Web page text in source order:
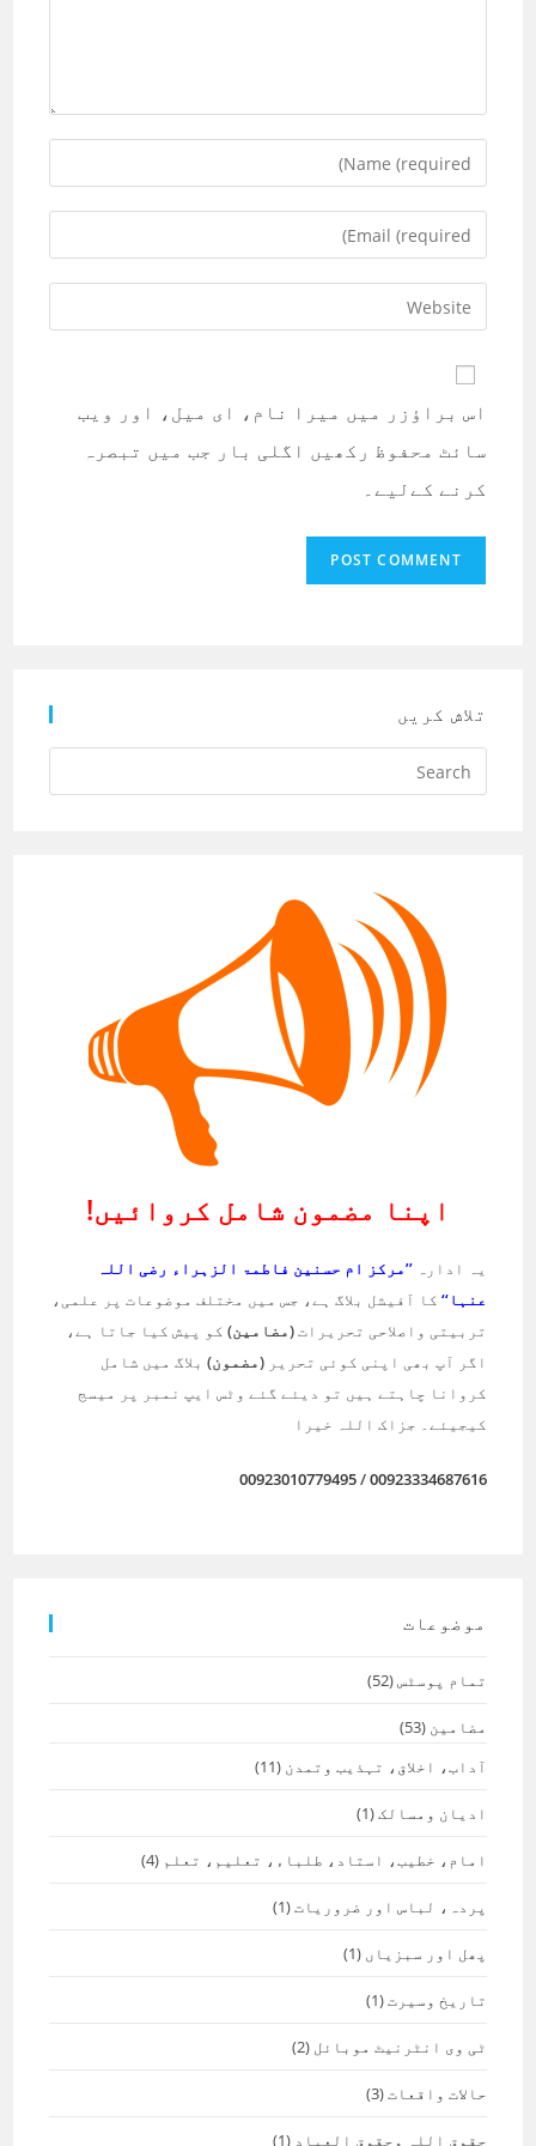
Enter
your
or
username
Enter
your
address
to
Enter
your
website
اس براؤزر میں میرا نام، ای میل، اور ویب
سائٹ محفوظ رکھیں اگلی بار جب میں تبصرہ
کرنے کےلیے۔
تلاش کریں
اپنا مضمون شامل کروائیں!
یہ ادارہ’’مرکز ام حسنین فاطمۃ الزہراء رضی اللہ
عنہا‘‘ کا آفیشل بلاگ ہے، جس میں مختلف موضوعات پر علمی،
تربیتی واصلاحی تحریرات(مضامین) کو پیش کیا جاتا ہے،
اگر آپ بھی اپنی کوئی تحریر(مضمون) بلاگ میں شامل
کروانا چاہتے ہیں تو دیئے گئے وٹس ایپ نمبر پر میسج
کیجیئے۔ جزاک اللہ خیرا
00923334687616
/
00923010779495
موضوعات
تمام پوسٹس(52)
مضامین (53)
آداب، اخلاق، تہذیب وتمدن (11)
ادیان ومسالک(1)
امام، خطیب، استاد، طلباء، تعلیم، تعلم (4)
پردہ، لباس اور ضروریات(1)
پھل اور سبزیاں (1)
تاریخ وسیرت(1)
ٹی وی انٹرنیٹ موبائل (2)
حالات واقعات(3)
حقوق اللہ وحقوق العباد (1)